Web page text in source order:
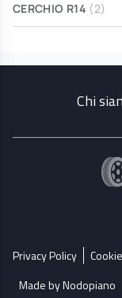
CERCHIO R14 (2)
Chi
Privacy Policy
Made by Nodopiano